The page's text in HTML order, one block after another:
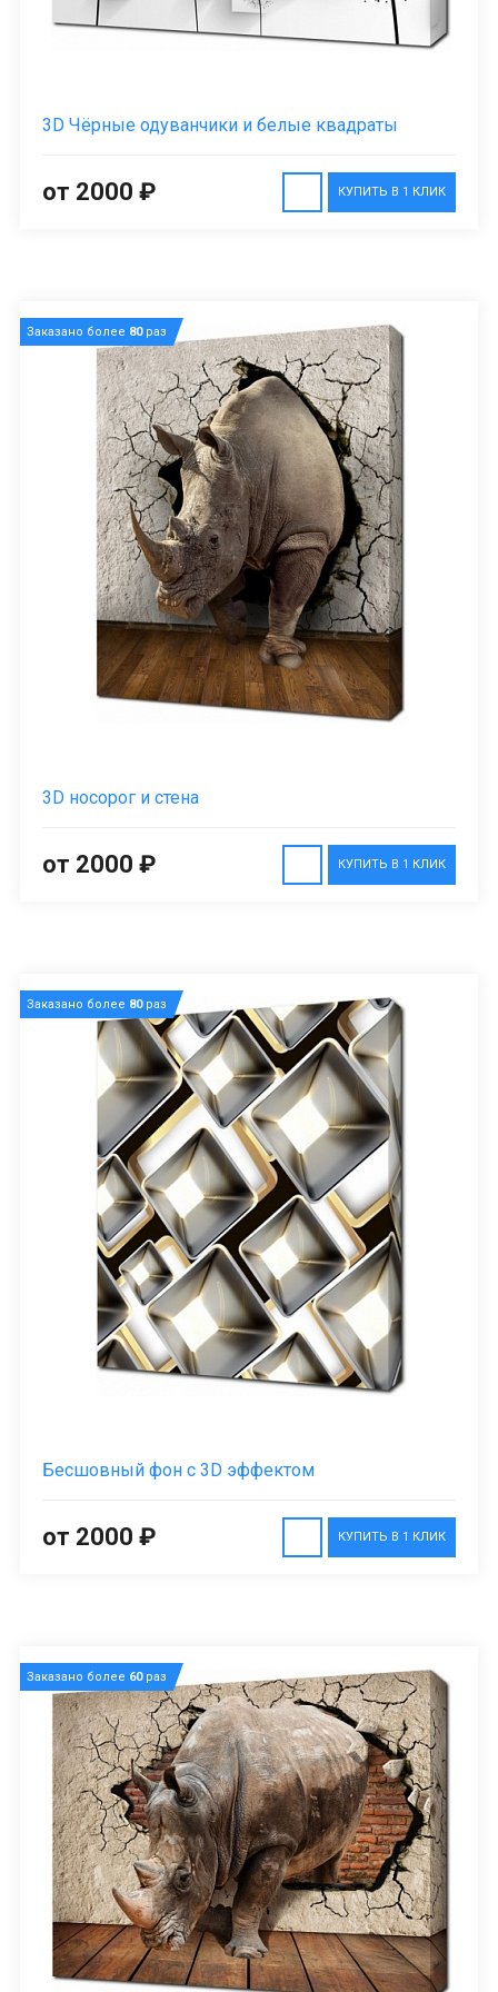
3D Чёрные одуванчики и белые квадраты
КУПИТЬ В 1 КЛИК
от 2000 ₽
Заказано более 80раз
3D носорог и стена
КУПИТЬ В 1 КЛИК
от 2000 ₽
Заказано более 80раз
Бесшовный фон с 3D эффектом
КУПИТЬ В 1 КЛИК
от 2000 ₽
Заказано более 60раз